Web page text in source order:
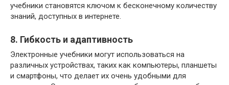
учебники становятся ключом к бесконечному количеству
знаний, доступных в интернете.
8. Гибкость и адаптивность
Электронные учебники могут использоваться на
различных устройствах, таких как компьютеры, планшеты
и смартфоны, что делает их очень удобными для